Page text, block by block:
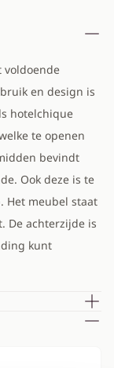
voldoende
en design is
hotelchique
te openen
bevindt
Ook deze is te
Het meubel staat
De achterzijde is
kunt